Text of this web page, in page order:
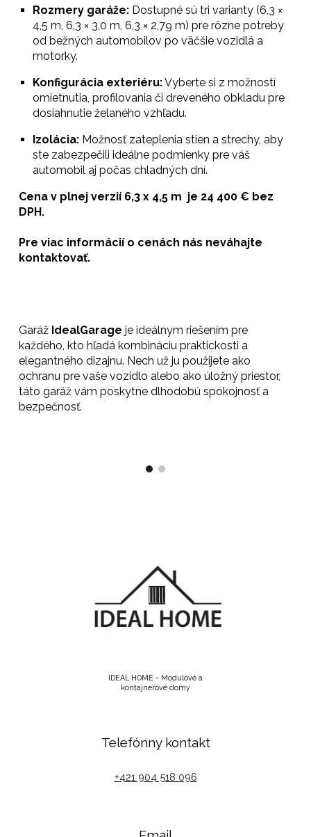
Rozmery garáže: Dostupné sú tri varianty (6,3 ×
4,5 m, 6,3 × 3,0 m, 6,3 × 2,79 m) pre rôzne potreby
od bežných automobilov po väčšie vozidlá a
motorky.
Konfigurácia exteriéru:Vyberte si z možností
omietnutia, profilovania či dreveného obkladu pre
dosiahnutie želaného vzhľadu.
Izolácia: Možnosť zateplenia stien a strechy, aby
ste zabezpečili ideálne podmienky pre váš
automobil aj počas chladných dní.
Cena v plnej verzií 6,3 x 4,5 m je 24 400 € bez
DPH .
Pre viac informácií o cenách nás neváhajte
kontaktovať.
Garáž IdealGarage je ideálnym riešením pre
každého, kto hľadá kombináciu praktickosti a
elegantného dizajnu. Nech už ju použijete ako
ochranu pre vaše vozidlo alebo ako úložný priestor,
táto garáž vám poskytne dlhodobú spokojnosť a
bezpečnosť.
IDEAL HOME - Modulové a
kontajnerové domy
Telefónny kontakt
+421 904 518 096